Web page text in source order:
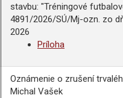
stavbu: "Tréningové
4891/2026/SÚ/Mj-ozn. zo
2026
Príloha
Oznámenie o zrušení
Michal Vašek